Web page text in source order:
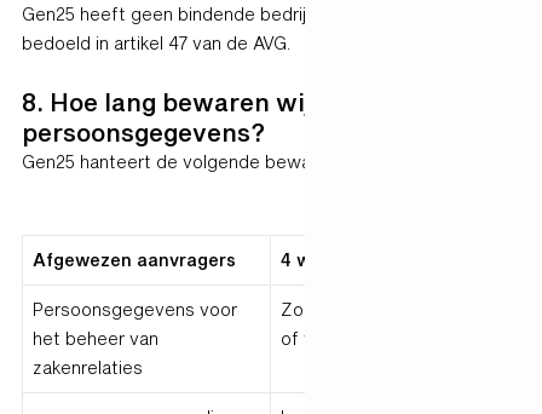
Gen25 heeft geen bindende bedrijfsvoorschriften als
bedoeld in artikel 47 van de AVG.
8. Hoe lang bewaren wij uw
persoonsgegevens?
Gen25 hanteert de volgende bewaartermijnen:
Afgewezen aanvragers 4 weken na afwijzing
Persoonsgegevens voor
het beheer van
zakenrelaties
Zolang de relatie bestaat
of wettelijk verplicht is